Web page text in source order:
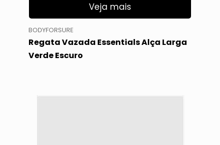
Veja mais
BODYFORSURE
Regata Vazada Essentials Alça Larga
Verde Escuro